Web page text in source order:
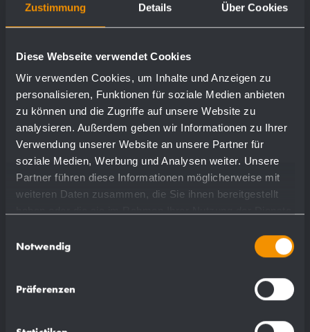
Zustimmung Details Über Cookies
Diese Webseite verwendet Cookies
Wir verwenden Cookies, um Inhalte und Anzeigen zu
personalisieren, Funktionen für soziale Medien anbieten
zu können und die Zugriffe auf unsere Website zu
analysieren. Außerdem geben wir Informationen zu Ihrer
Verwendung unserer Website an unsere Partner für
soziale Medien, Werbung und Analysen weiter. Unsere
Partner führen diese Informationen möglicherweise mit
weiteren Daten zusammen, die Sie ihnen bereitgestellt
Notwendig
Präferenzen